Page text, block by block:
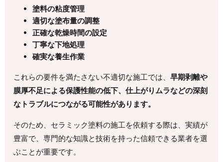
塗料の粘度管理
適切な塗布量の調整
正確な乾燥時間の設定
丁寧な下地処理
確実な養生作業
これらの要件を満たさない不適切な施工では、早期剥離や
膜厚不足による保護性能の低下、仕上がりムラなどの深刻
なトラブルにつながる可能性があります。
そのため、セラミック塗料の施工を依頼する際は、実績が
豊富で、専門的な知識と技術を持った信頼できる業者を選
ぶことが重要です。